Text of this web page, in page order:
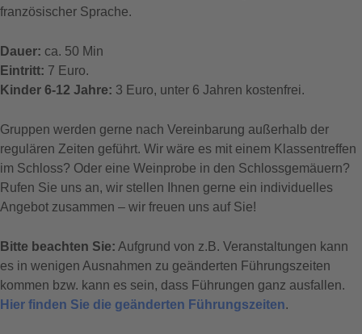
französischer Sprache.
Dauer: ca. 50 Min
Eintritt: 7 Euro.
Kinder 6-12 Jahre: 3 Euro, unter 6 Jahren kostenfrei.
Gruppen werden gerne nach Vereinbarung außerhalb der
regulären Zeiten geführt. Wir wäre es mit einem Klassentreffen
im Schloss? Oder eine Weinprobe in den Schlossgemäuern?
Rufen Sie uns an, wir stellen Ihnen gerne ein individuelles
Angebot zusammen – wir freuen uns auf Sie!
Bitte beachten Sie: Aufgrund von z.B. Veranstaltungen kann
es in wenigen Ausnahmen zu geänderten Führungszeiten
kommen bzw. kann es sein, dass Führungen ganz ausfallen.
Hier finden Sie die geänderten Führungszeiten.